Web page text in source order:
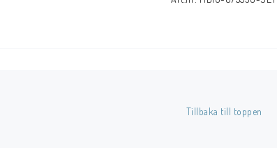
Tillbaka till toppen